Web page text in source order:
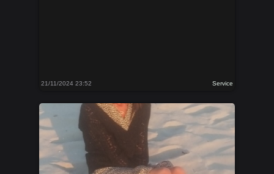
21/11/2024 23:52 Service